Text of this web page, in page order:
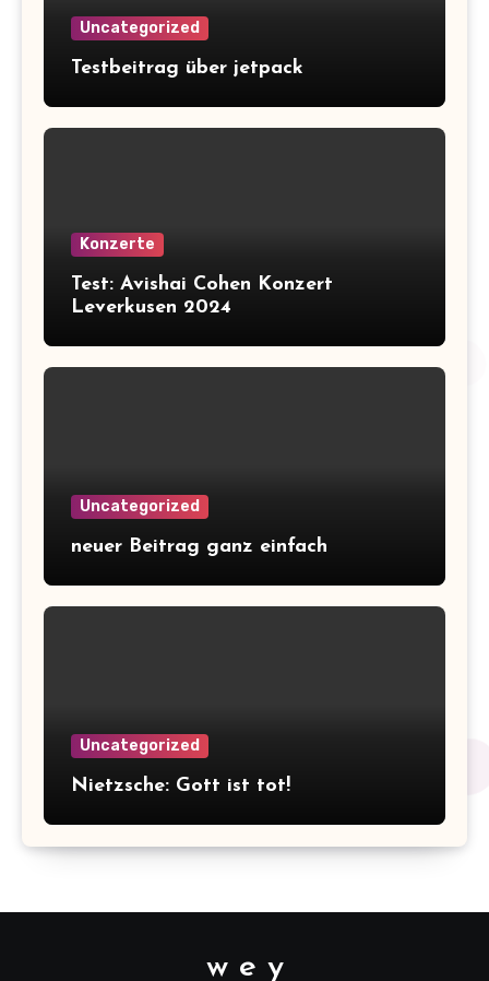
Uncategorized
Testbeitrag über jetpack
Konzerte
Test: Avishai Cohen Konzert
Leverkusen 2024
Uncategorized
neuer Beitrag ganz einfach
Uncategorized
Nietzsche: Gott ist tot!
w e y